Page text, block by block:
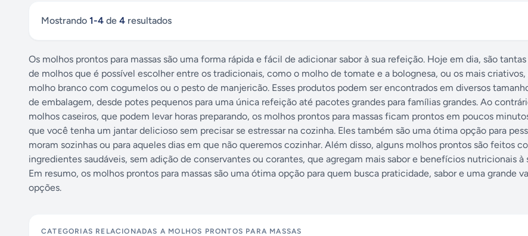
Mostrando 1-4 de 4 resultados
Os molhos prontos para massas são uma forma rápida e fácil de adicionar sabor à sua refeição. Hoje em dia, são
de molhos que é possível escolher entre os tradicionais, como o molho de tomate e a bolognesa, ou os mais
molho branco com cogumelos ou o pesto de manjericão. Esses produtos podem ser encontrados em diversos
de embalagem, desde potes pequenos para uma única refeição até pacotes grandes para famílias grandes. Ao
molhos caseiros, que podem levar horas preparando, os molhos prontos para massas ficam prontos em poucos
que você tenha um jantar delicioso sem precisar se estressar na cozinha. Eles também são uma ótima opção para
moram sozinhas ou para aqueles dias em que não queremos cozinhar. Além disso, alguns molhos prontos são feitos
ingredientes saudáveis, sem adição de conservantes ou corantes, que agregam mais sabor e benefícios nutricionais à
Em resumo, os molhos prontos para massas são uma ótima opção para quem busca praticidade, sabor e uma grande
opções.
CATEGORIAS RELACIONADAS A MOLHOS PRONTOS PARA MASSAS